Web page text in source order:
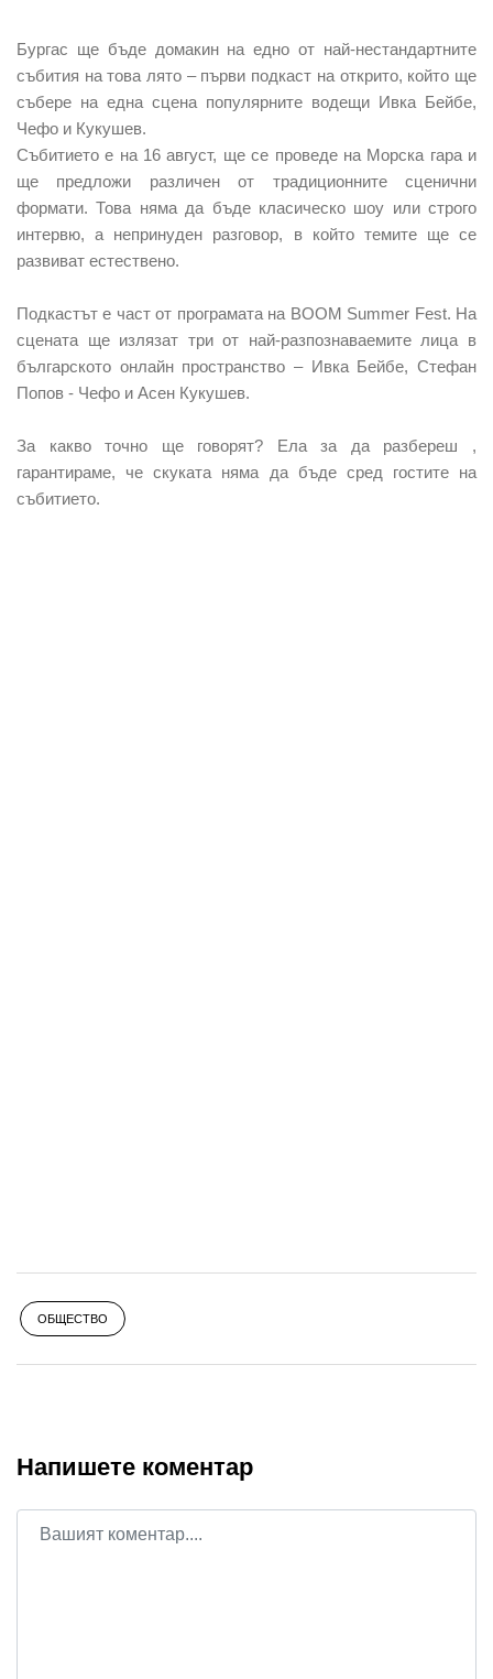
Бургас ще бъде домакин на едно от най-нестандартните
събития на това лято – първи подкаст на открито, който ще
събере на една сцена популярните водещи Ивка Бейбе,
Чефо и Кукушев.
Събитието е на 16 август, ще се проведе на Морска гара и
ще предложи различен от традиционните сценични
формати. Това няма да бъде класическо шоу или строго
интервю, а непринуден разговор, в който темите ще се
развиват естествено.
Подкастът е част от програмата на BOOM Summer Fest. На
сцената ще излязат три от най-разпознаваемите лица в
българското онлайн пространство – Ивка Бейбе, Стефан
Попов - Чефо и Асен Кукушев.
За какво точно ще говорят? Ела за да разбереш ,
гарантираме, че скуката няма да бъде сред гостите на
събитието.
ОБЩЕСТВО
Напишете коментар